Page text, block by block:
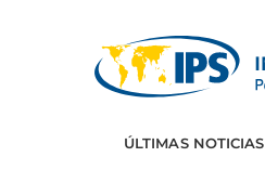
ÚLTIMAS NOTICIAS